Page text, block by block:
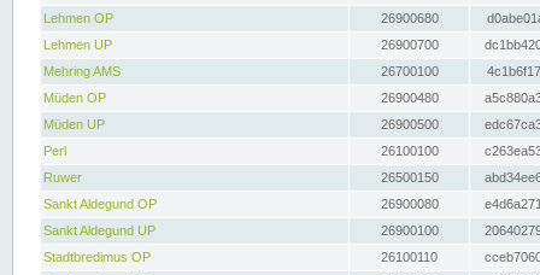
Lehmen OP
26900680
Lehmen UP
26900700
Mehring AMS
26700100
Müden OP
26900480
Müden UP
26900500
Perl
26100100
Ruwer
26500150
Sankt Aldegund OP
26900080
Sankt Aldegund UP
26900100
Stadtbredimus OP
26100110